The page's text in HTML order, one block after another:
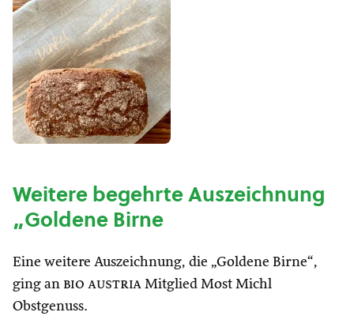
Weitere begehrte Auszeichnung
„Goldene Birne
Eine weitere Auszeichnung, die „Goldene Birne“,
ging an bio austria Mitglied Most Michl
Obstgenuss.